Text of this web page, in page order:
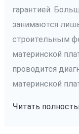
гарантией.
занимаются
строительным
материнской
проводится
материнской
Ремонт
Читать